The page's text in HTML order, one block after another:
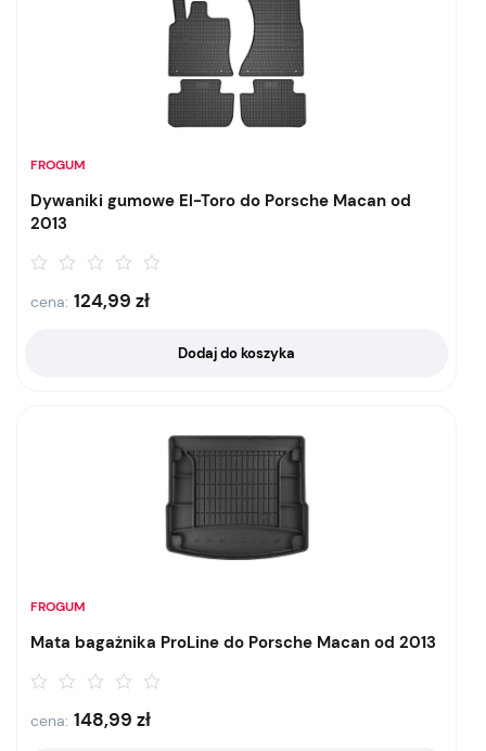
FROGUM
Dywaniki gumowe El-Toro do Porsche Macan od
2013
cena: 124,99 zł
Dodaj do koszyka
FROGUM
Mata bagażnika ProLine do Porsche Macan od 2013
cena: 148,99 zł